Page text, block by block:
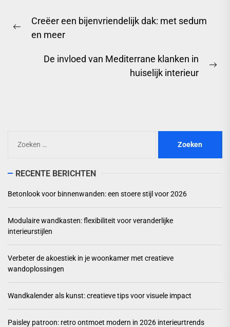
Previous
Creëer een bijenvriendelijk dak: met sedum
en meer
De invloed van Mediterrane klanken in
huiselijk interieur
naar:
RECENTE BERICHTEN
Betonlook voor binnenwanden: een stoere stijl voor 2026
Modulaire wandkasten: flexibiliteit voor veranderlijke
interieurstijlen
Verbeter de akoestiek in je woonkamer met creatieve
wandoplossingen
Wandkalender als kunst: creatieve tips voor visuele impact
Paisley patroon: retro ontmoet modern in 2026 interieurtrends